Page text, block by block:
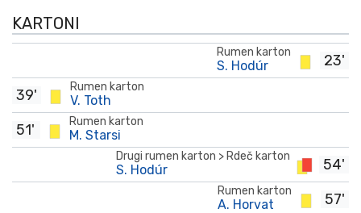
KARTONI
23'
Rumen karton
S. Hodúr
Rumen karton
V. Toth
39'
Rumen karton
M. Starsi
51'
54'
Drugi rumen karton > Rdeč karton
S. Hodúr
57'
Rumen karton
A. Horvat